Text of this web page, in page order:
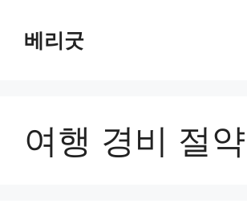
베리굿
여행 경비 절약